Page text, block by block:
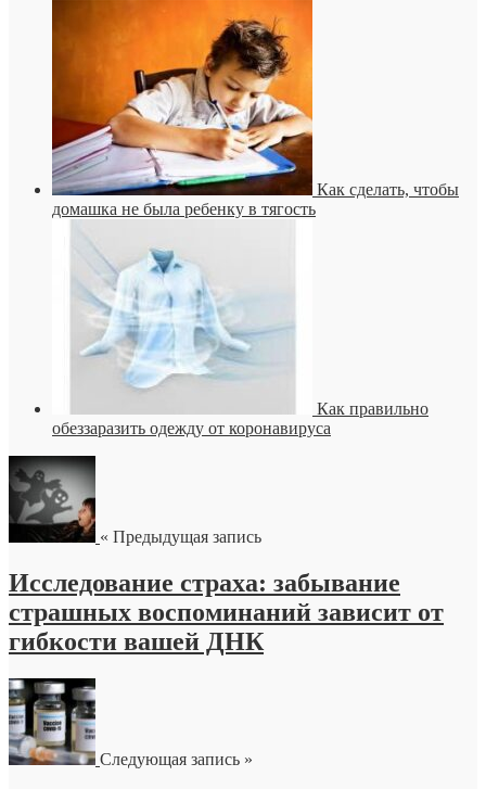
Как сделать, чтобы
домашка не была ребенку в тягость
Как правильно
обеззаразить одежду от коронавируса
« Предыдущая запись
Исследование страха: забывание
страшных воспоминаний зависит от
гибкости вашей ДНК
Следующая запись »